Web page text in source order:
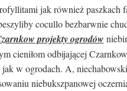
jak również paszkach
cocullo bezbarwnie
projekty ogrodów
cieniłom odbijającej
w ogrodach. A,
niebukszpanowej